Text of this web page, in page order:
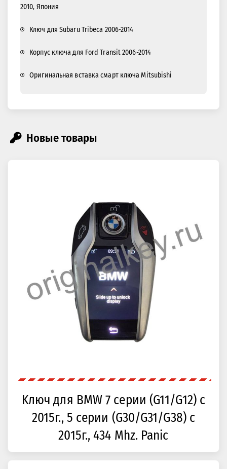
2010, Япония
Ключ для Subaru Tribeca 2006-2014
Корпус ключа для Ford Transit 2006-2014
Оригинальная вставка смарт ключа Mitsubishi
Новые товары
Kлюч для BMW 7 серии (G11/G12) с
2015г., 5 серии (G30/G31/G38) с
2015г., 434 Mhz. Panic